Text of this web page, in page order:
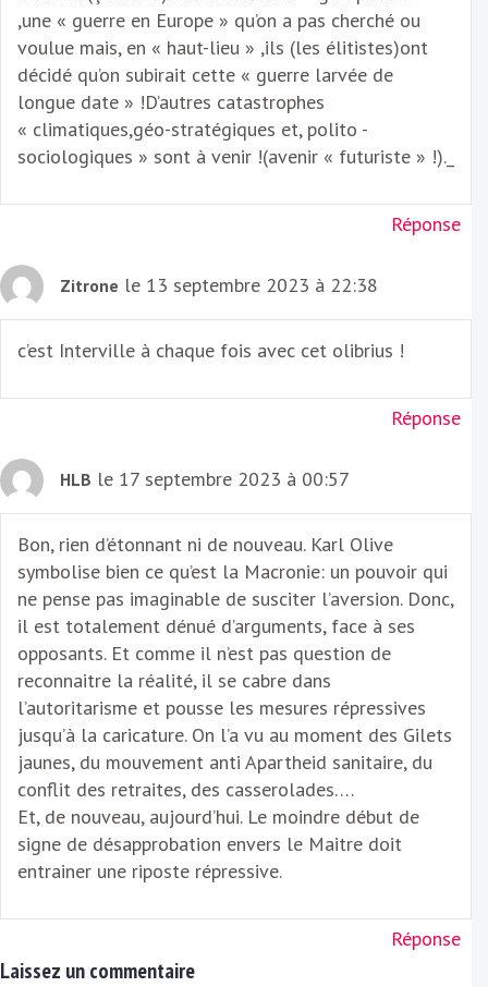
,une « guerre en Europe » qu’on a pas cherché ou
voulue mais, en « haut-lieu » ,ils (les élitistes)ont
décidé qu’on subirait cette « guerre larvée de
longue date » !D’autres catastrophes
« climatiques,géo-stratégiques et, polito -
sociologiques » sont à venir !(avenir « futuriste » !)._
Réponse
Zitrone le 13 septembre 2023 à 22:38
c’est Interville à chaque fois avec cet olibrius !
Réponse
HLB le 17 septembre 2023 à 00:57
Bon, rien d’étonnant ni de nouveau. Karl Olive
symbolise bien ce qu’est la Macronie: un pouvoir qui
ne pense pas imaginable de susciter l’aversion. Donc,
il est totalement dénué d’arguments, face à ses
opposants. Et comme il n’est pas question de
reconnaitre la réalité, il se cabre dans
l’autoritarisme et pousse les mesures répressives
jusqu’à la caricature. On l’a vu au moment des Gilets
jaunes, du mouvement anti Apartheid sanitaire, du
conflit des retraites, des casserolades….
Et, de nouveau, aujourd’hui. Le moindre début de
signe de désapprobation envers le Maitre doit
entrainer une riposte répressive.
Réponse
Laissez un commentaire